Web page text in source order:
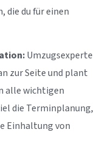
die du für einen
Umzugsexperte
zur Seite und plant
alle wichtigen
die Terminplanung,
Einhaltung von